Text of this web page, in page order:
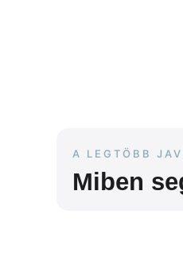
A LEGTÖBB
Miben